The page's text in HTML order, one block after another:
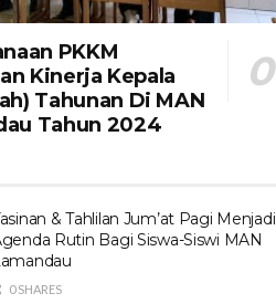
PKKM
Kinerja Kepala
Tahunan Di MAN
Tahun 2024
& Tahlilan Jum’at Pagi Menjadi
Rutin Bagi Siswa-Siswi MAN
0 SHARES